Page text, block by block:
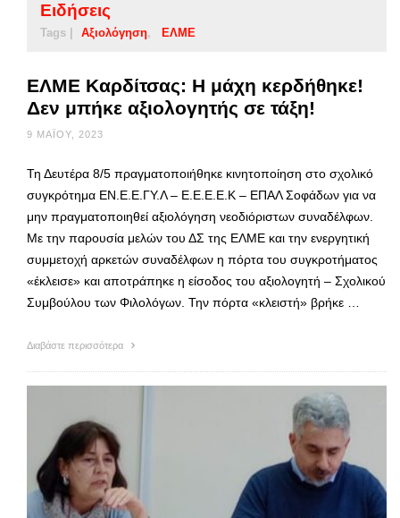
Ειδήσεις
Tags | Αξιολόγηση ΕΛΜΕ
ΕΛΜΕ Καρδίτσας: Η μάχη κερδήθηκε!
Δεν μπήκε αξιολογητής σε τάξη!
9 ΜΑΪ́ΟΥ, 2023
Τη Δευτέρα 8/5 πραγματοποιήθηκε κινητοποίηση στο σχολικό
συγκρότημα ΕΝ.Ε.Ε.ΓΥ.Λ – Ε.Ε.Ε.Ε.Κ – ΕΠΑΛ Σοφάδων για να
μην πραγματοποιηθεί αξιολόγηση νεοδιόριστων συναδέλφων.
Με την παρουσία μελών του ΔΣ της ΕΛΜΕ και την ενεργητική
συμμετοχή αρκετών συναδέλφων η πόρτα του συγκροτήματος
«έκλεισε» και αποτράπηκε η είσοδος του αξιολογητή – Σχολικού
Συμβούλου των Φιλολόγων. Την πόρτα «κλειστή» βρήκε …
Διαβάστε περισσότερα